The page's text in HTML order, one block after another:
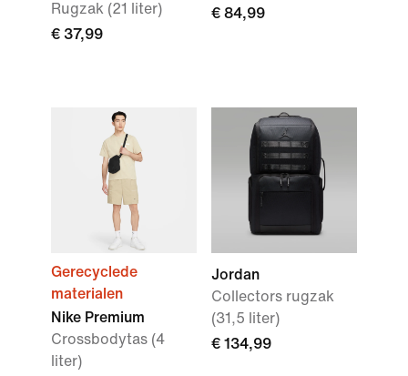
Rugzak (21 liter)
€ 37,99
€ 84,99
Gerecyclede
materialen
Nike Premium
Crossbodytas (4
liter)
Jordan
Collectors rugzak
(31,5 liter)
€ 134,99